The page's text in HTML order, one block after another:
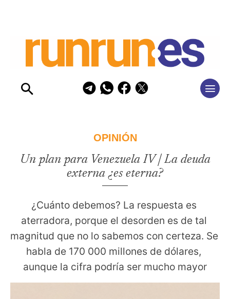
OPINIÓN
Un plan para Venezuela IV | La deuda
externa ¿es eterna?
¿Cuánto debemos? La respuesta es
aterradora, porque el desorden es de tal
magnitud que no lo sabemos con certeza. Se
habla de 170 000 millones de dólares,
aunque la cifra podría ser mucho mayor